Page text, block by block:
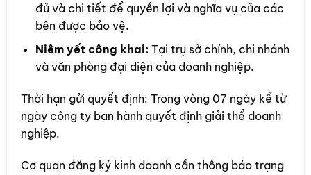
đủ và chi tiết để quyền lợi và nghĩa vụ của các
bên được bảo vệ.
Niêm yết công khai: Tại trụ sở chính, chi nhánh
và văn phòng đại diện của doanh nghiệp.
Thời hạn gửi quyết định: Trong vòng 07 ngày kể từ
ngày công ty ban hành quyết định giải thể doanh
nghiệp.
Cơ quan đăng ký kinh doanh cần thông báo trạng